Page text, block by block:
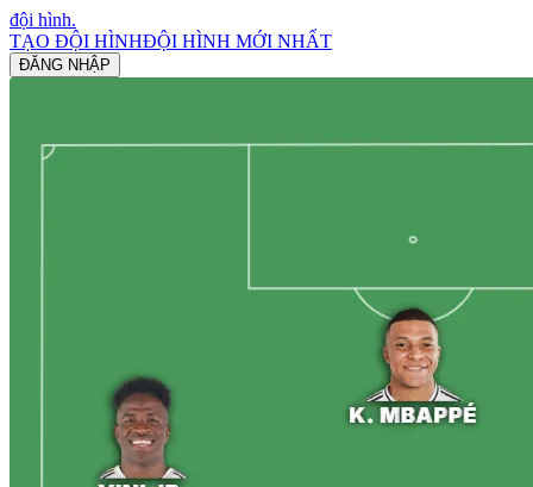
đội hình.
TẠO ĐỘI HÌNHĐỘI HÌNH MỚI NHẤT
ĐĂNG NHẬP